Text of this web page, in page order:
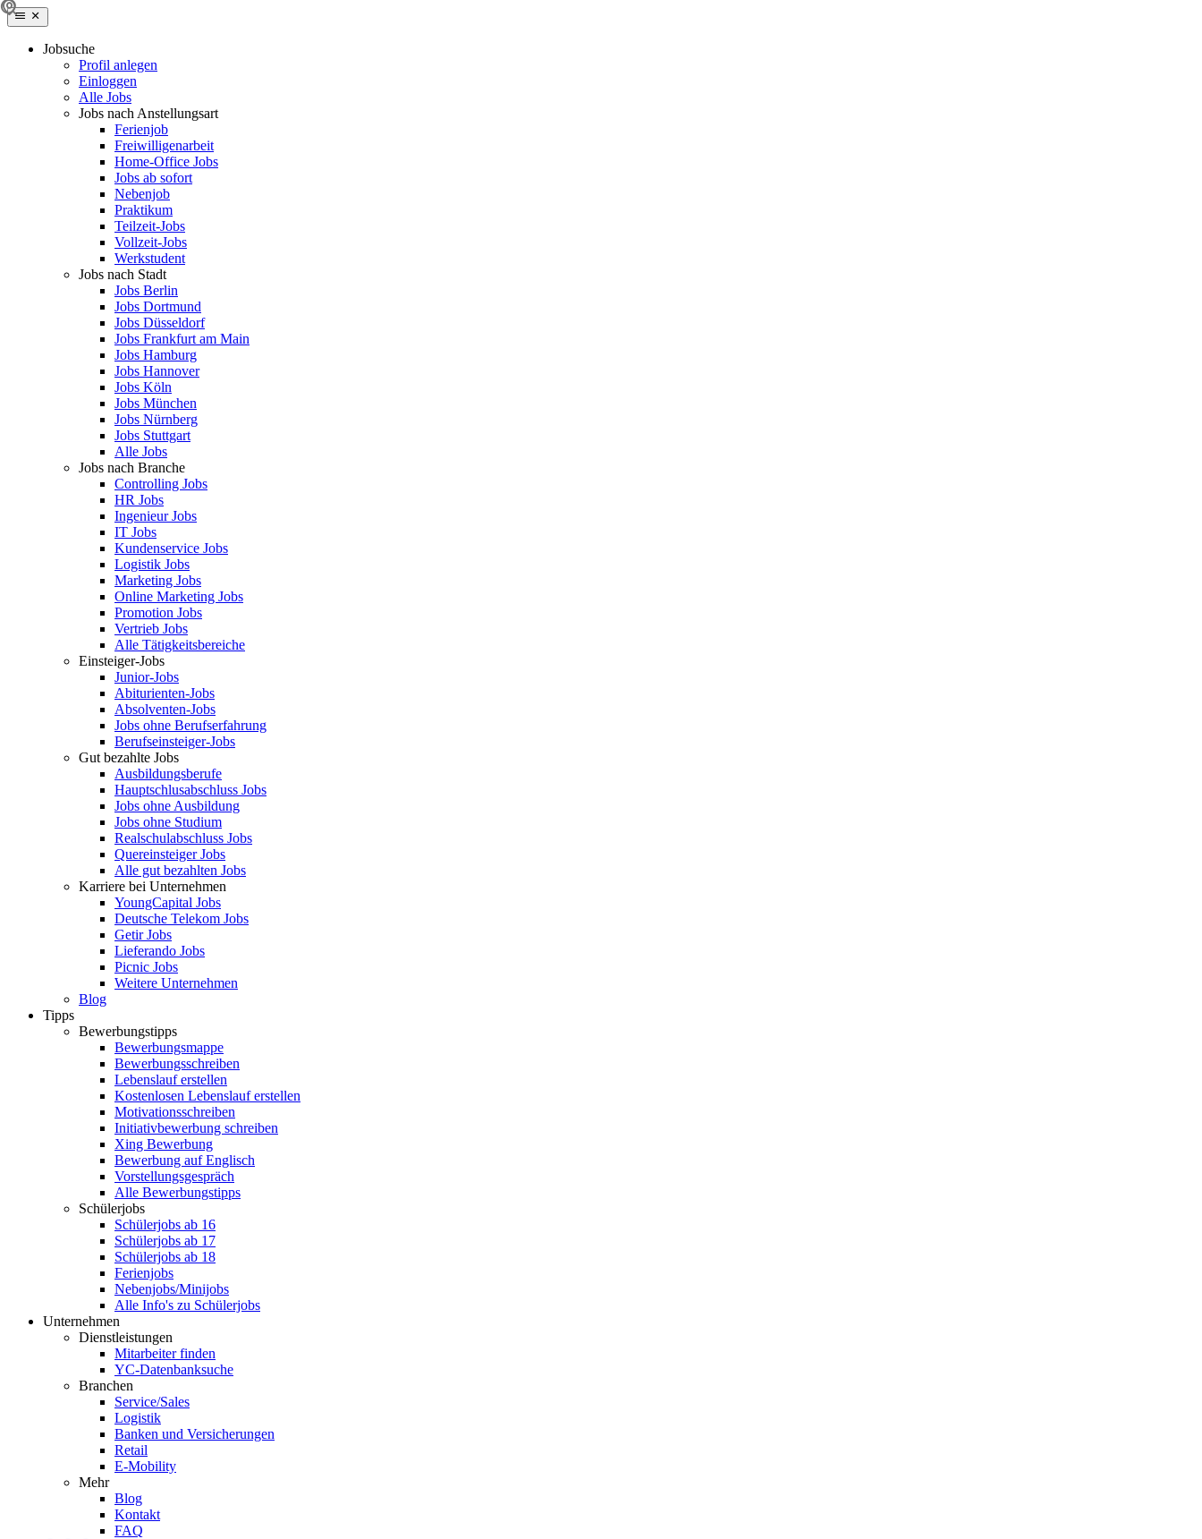
Jobsuche
Profil anlegen
Einloggen
Alle Jobs
Jobs nach Anstellungsart
Ferienjob
Freiwilligenarbeit
Home-Office Jobs
Jobs ab sofort
Nebenjob
Praktikum
Teilzeit-Jobs
Vollzeit-Jobs
Werkstudent
Jobs nach Stadt
Jobs Berlin
Jobs Dortmund
Jobs Düsseldorf
Jobs Frankfurt am Main
Jobs Hamburg
Jobs Hannover
Jobs Köln
Jobs München
Jobs Nürnberg
Jobs Stuttgart
Alle Jobs
Jobs nach Branche
Controlling Jobs
HR Jobs
Ingenieur Jobs
IT Jobs
Kundenservice Jobs
Logistik Jobs
Marketing Jobs
Online Marketing Jobs
Promotion Jobs
Vertrieb Jobs
Alle Tätigkeitsbereiche
Einsteiger-Jobs
Junior-Jobs
Abiturienten-Jobs
Absolventen-Jobs
Jobs ohne Berufserfahrung
Berufseinsteiger-Jobs
Gut bezahlte Jobs
Ausbildungsberufe
Hauptschlusabschluss Jobs
Jobs ohne Ausbildung
Jobs ohne Studium
Realschulabschluss Jobs
Quereinsteiger Jobs
Alle gut bezahlten Jobs
Karriere bei Unternehmen
YoungCapital Jobs
Deutsche Telekom Jobs
Getir Jobs
Lieferando Jobs
Picnic Jobs
Weitere Unternehmen
Blog
Tipps
Bewerbungstipps
Bewerbungsmappe
Bewerbungsschreiben
Lebenslauf erstellen
Kostenlosen Lebenslauf erstellen
Motivationsschreiben
Initiativbewerbung schreiben
Xing Bewerbung
Bewerbung auf Englisch
Vorstellungsgespräch
Alle Bewerbungstipps
Schülerjobs
Schülerjobs ab 16
Schülerjobs ab 17
Schülerjobs ab 18
Ferienjobs
Nebenjobs/Minijobs
Alle Info's zu Schülerjobs
Unternehmen
Dienstleistungen
Mitarbeiter finden
YC-Datenbanksuche
Branchen
Service/Sales
Logistik
Banken und Versicherungen
Retail
E-Mobility
Mehr
Blog
Kontakt
FAQ